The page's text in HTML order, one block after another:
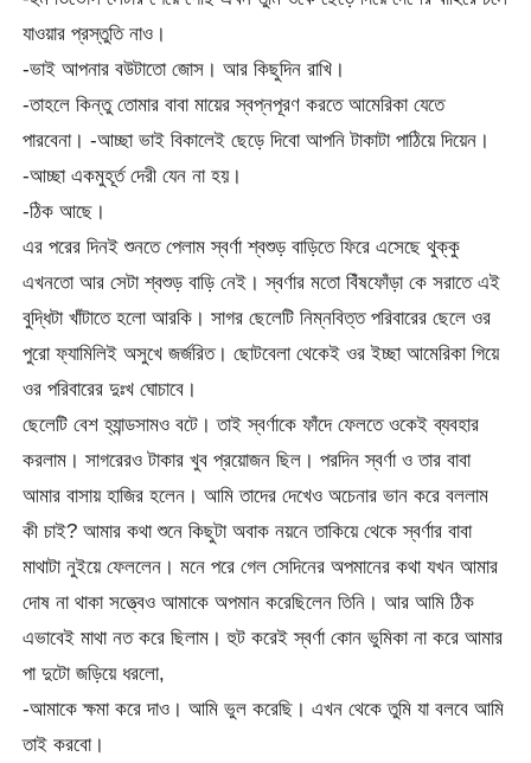
যাওয়ার প্রস্তুতি নাও।
-ভাই আপনার বউটাতো জোস। আর কিছুদিন রাখি।
-তাহলে কিন্তু তোমার বাবা মায়ের স্বপ্নপূরণ করতে আমেরিকা যেতে
পারবেনা। -আচ্ছা ভাই বিকালেই ছেড়ে দিবো আপনি টাকাটা পাঠিয়ে দিয়েন।
-আচ্ছা একমুহূর্ত দেরী যেন না হয়।
-ঠিক আছে।
এর পরের দিনই শুনতে পেলাম স্বর্ণা শ্বশুড় বাড়িতে ফিরে এসেছে থুক্কু
এখনতো আর সেটা শ্বশুড় বাড়ি নেই। স্বর্ণার মতো বিঁষফোঁড়া কে সরাতে এই
বুদ্ধিটা খাঁটাতে হলো আরকি। সাগর ছেলেটি নিম্নবিত্ত পরিবারের ছেলে ওর
পুরো ফ্যামিলিই অসুখে জর্জরিত। ছোটবেলা থেকেই ওর ইচ্ছা আমেরিকা গিয়ে
ওর পরিবারের দুঃখ ঘোচাবে।
ছেলেটি বেশ হ্যান্ডসামও বটে। তাই স্বর্ণাকে ফাঁদে ফেলতে ওকেই ব্যবহার
করলাম। সাগরেরও টাকার খুব প্রয়োজন ছিল। পরদিন স্বর্ণা ও তার বাবা
আমার বাসায় হাজির হলেন। আমি তাদের দেখেও অচেনার ভান করে বললাম
কী চাই? আমার কথা শুনে কিছুটা অবাক নয়নে তাকিয়ে থেকে স্বর্ণার বাবা
মাথাটা নুইয়ে ফেললেন। মনে পরে গেল সেদিনের অপমানের কথা যখন আমার
দোষ না থাকা সত্ত্বেও আমাকে অপমান করেছিলেন তিনি। আর আমি ঠিক
এভাবেই মাথা নত করে ছিলাম। হুট করেই স্বর্ণা কোন ভুমিকা না করে আমার
পা দুটো জড়িয়ে ধরলো,
-আমাকে ক্ষমা করে দাও। আমি ভুল করেছি। এখন থেকে তুমি যা বলবে আমি
তাই করবো।